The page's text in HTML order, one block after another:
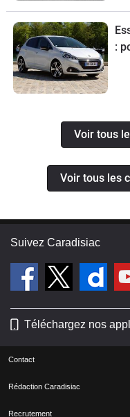
:
Voir tous
Voir tous les
Suivez Caradisiac
Téléchargez nos
Contact
Rédaction Caradisiac
Recrutement